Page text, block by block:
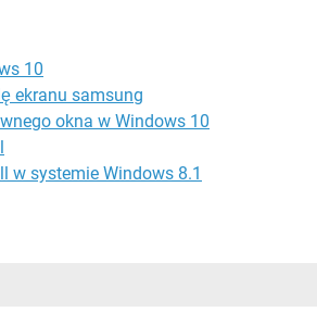
10
ekranu samsung
okna w Windows 10
w systemie Windows 8.1